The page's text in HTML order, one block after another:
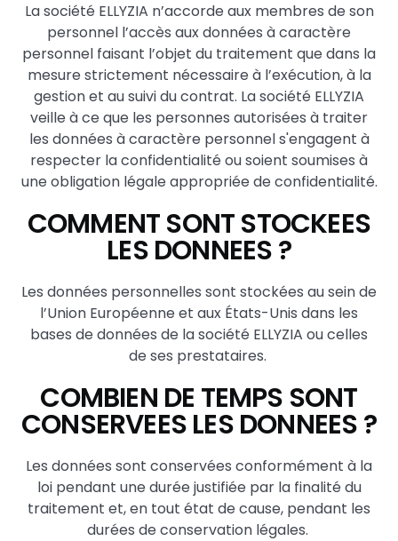
La société ELLYZIA n’accorde aux membres de son
personnel l’accès aux données à caractère
personnel faisant l’objet du traitement que dans la
mesure strictement nécessaire à l’exécution, à la
gestion et au suivi du contrat. La société ELLYZIA
veille à ce que les personnes autorisées à traiter
les données à caractère personnel s'engagent à
respecter la confidentialité ou soient soumises à
une obligation légale appropriée de confidentialité.
COMMENT SONT STOCKEES
LES DONNEES ?
Les données personnelles sont stockées au sein de
l’Union Européenne et aux États-Unis dans les
bases de données de la société ELLYZIA ou celles
de ses prestataires.
COMBIEN DE TEMPS SONT
CONSERVEES LES DONNEES ?
Les données sont conservées conformément à la
loi pendant une durée justifiée par la finalité du
traitement et, en tout état de cause, pendant les
durées de conservation légales.